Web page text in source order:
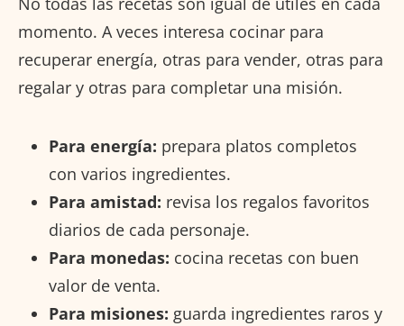
momento. A veces interesa cocinar para
recuperar energía, otras para vender, otras para
regalar y otras para completar una misión.
Para energía: prepara platos completos
con varios ingredientes.
Para amistad: revisa los regalos favoritos
diarios de cada personaje.
Para monedas: cocina recetas con buen
valor de venta.
Para misiones: guarda ingredientes raros y